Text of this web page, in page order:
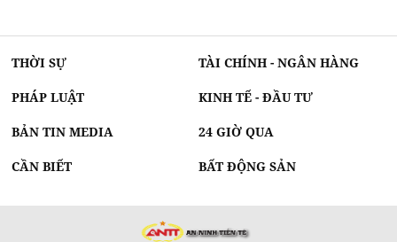
THỜI SỰ TÀI CHÍNH - NGÂN HÀNG
PHÁP LUẬT KINH TẾ - ĐẦU TƯ
BẢN TIN MEDIA 24 GIỜ QUA
CẦN BIẾT BẤT ĐỘNG SẢN